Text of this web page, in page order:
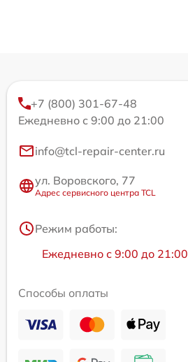
+7 (800) 301-67-48
Ежедневно с 9:00 до 21:00
info@tcl-repair-center.ru
ул. Воровского, 77
Адрес сервисного центра TCL
Режим работы:
Ежедневно с 9:00 до 21:00
Способы оплаты